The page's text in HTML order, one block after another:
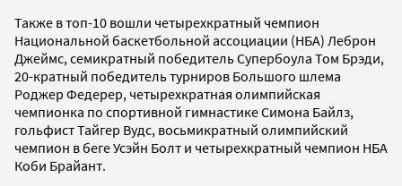
Также в топ-10 вошли четырехкратный чемпион
Национальной баскетбольной ассоциации (НБА) Леброн
Джеймс, семикратный победитель Супербоула Том Брэди,
20-кратный победитель турниров Большого шлема
Роджер Федерер, четырехкратная олимпийская
чемпионка по спортивной гимнастике Симона Байлз,
гольфист Тайгер Вудс, восьмикратный олимпийский
чемпион в беге Усэйн Болт и четырехкратный чемпион НБА
Коби Брайант.